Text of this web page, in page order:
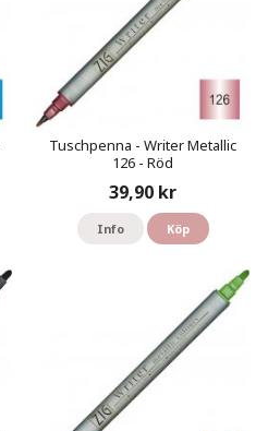
Tuschpenna - Writer Metallic
126 - Röd
39,90 kr
Info Köp